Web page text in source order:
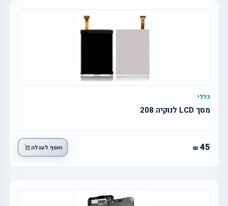
כללי
מסך LCD לנוקיה 208
45 הוסף לעגלה